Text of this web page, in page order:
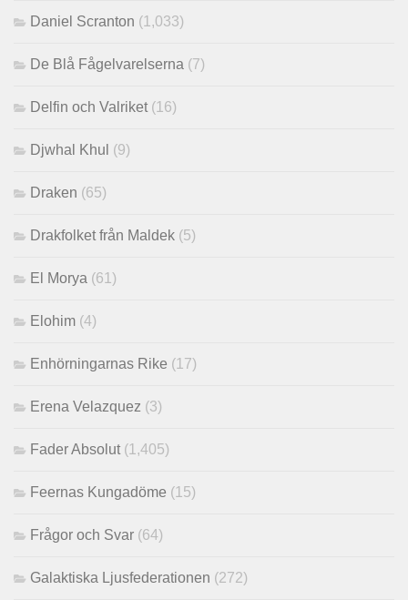
Daniel Scranton (1,033)
De Blå Fågelvarelserna (7)
Delfin och Valriket (16)
Djwhal Khul (9)
Draken (65)
Drakfolket från Maldek (5)
El Morya (61)
Elohim (4)
Enhörningarnas Rike (17)
Erena Velazquez (3)
Fader Absolut (1,405)
Feernas Kungadöme (15)
Frågor och Svar (64)
Galaktiska Ljusfederationen (272)